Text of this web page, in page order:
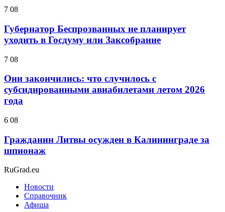
7 08
Губернатор Беспрозванных не планирует
уходить в Госдуму или Заксобрание
7 08
Они закончились: что случилось с
субсидированными авиабилетами летом 2026
года
6 08
Гражданин Литвы осужден в Калининграде за
шпионаж
RuGrad.eu
Новости
Справочник
Афиша